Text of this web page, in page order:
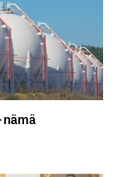
nämä